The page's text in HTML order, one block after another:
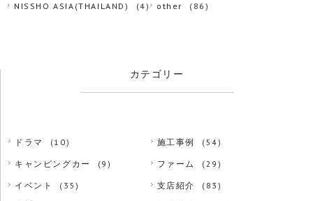
NISSHO ASIA(THAILAND) (4) other (86)
カテゴリー
ドラマ (10) 施工事例 (54)
キャンピングカー (9) ファーム (29)
イベント (35) 支店紹介 (83)